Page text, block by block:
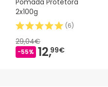
2x100g
(6)
29,04€
-55% 12,99€